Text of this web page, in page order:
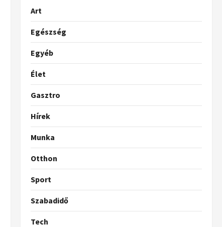
Art
Egészség
Egyéb
Élet
Gasztro
Hírek
Munka
Otthon
Sport
Szabadidő
Tech